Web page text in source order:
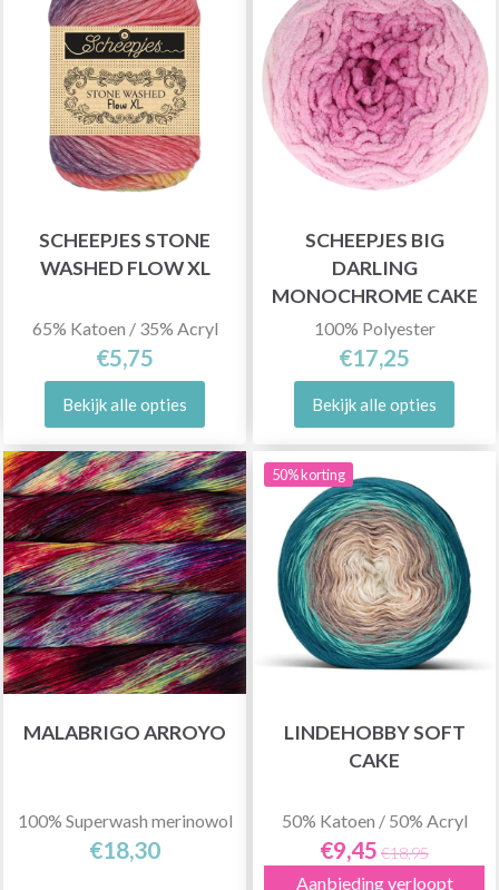
SCHEEPJES STONE
WASHED FLOW XL
65% Katoen / 35% Acryl
€5,75
Bekijk alle opties
SCHEEPJES BIG
DARLING
MONOCHROME CAKE
100% Polyester
€17,25
Bekijk alle opties
MALABRIGO ARROYO
100% Superwash merinowol
€18,30
50% korting
LINDEHOBBY SOFT
CAKE
50% Katoen / 50% Acryl
€9,45 €18,95
Aanbieding verloopt